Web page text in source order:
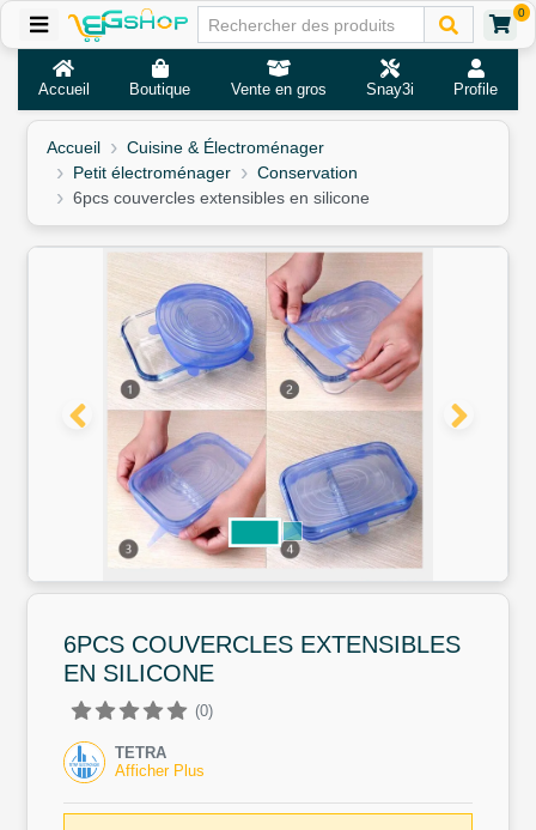
0
Accueil Boutique Vente en gros Snay3i Profile
Accueil
Cuisine & Électroménager
Petit électroménager
Conservation
6pcs couvercles extensibles en silicone
6PCS COUVERCLES EXTENSIBLES
EN SILICONE
(0)
TETRA
Afficher Plus